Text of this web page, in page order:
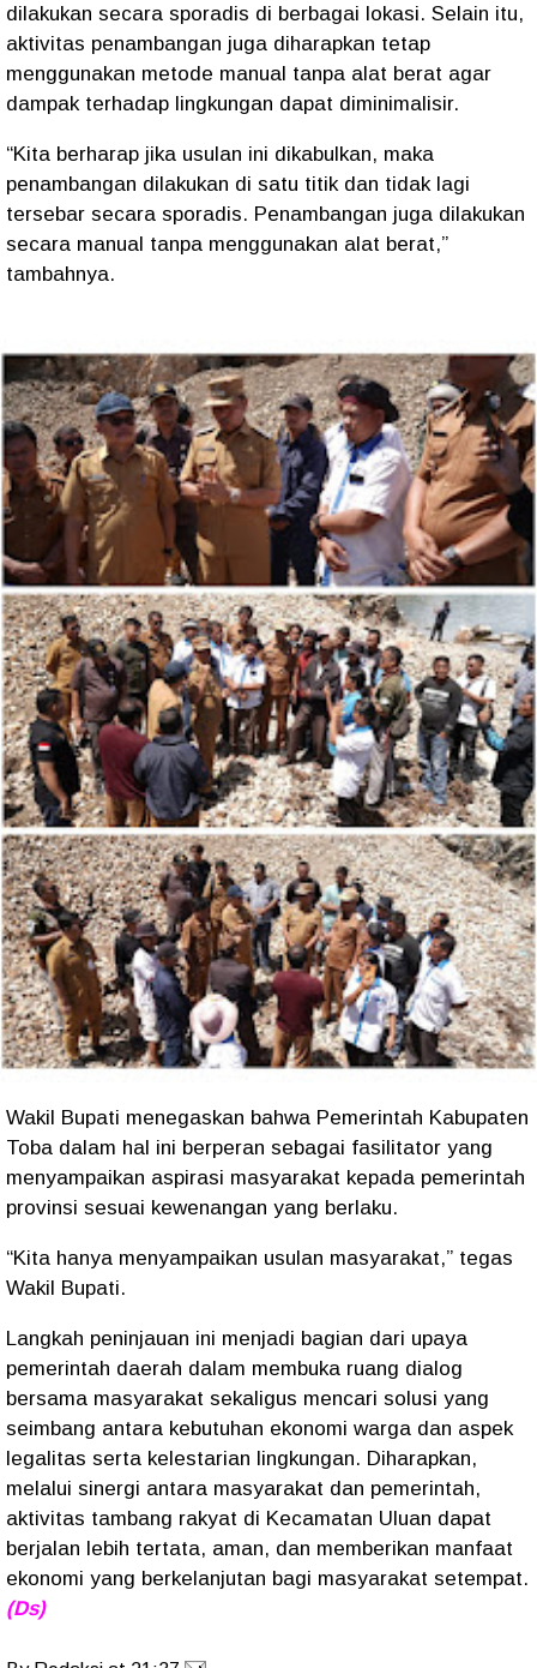
dilakukan secara sporadis di berbagai lokasi. Selain itu,
aktivitas penambangan juga diharapkan tetap
menggunakan metode manual tanpa alat berat agar
dampak terhadap lingkungan dapat diminimalisir.
“Kita berharap jika usulan ini dikabulkan, maka
penambangan dilakukan di satu titik dan tidak lagi
tersebar secara sporadis. Penambangan juga dilakukan
secara manual tanpa menggunakan alat berat,”
tambahnya.
Wakil Bupati menegaskan bahwa Pemerintah Kabupaten
Toba dalam hal ini berperan sebagai fasilitator yang
menyampaikan aspirasi masyarakat kepada pemerintah
provinsi sesuai kewenangan yang berlaku.
“Kita hanya menyampaikan usulan masyarakat,” tegas
Wakil Bupati.
Langkah peninjauan ini menjadi bagian dari upaya
pemerintah daerah dalam membuka ruang dialog
bersama masyarakat sekaligus mencari solusi yang
seimbang antara kebutuhan ekonomi warga dan aspek
legalitas serta kelestarian lingkungan. Diharapkan,
melalui sinergi antara masyarakat dan pemerintah,
aktivitas tambang rakyat di Kecamatan Uluan dapat
berjalan lebih tertata, aman, dan memberikan manfaat
ekonomi yang berkelanjutan bagi masyarakat setempat.
(Ds)